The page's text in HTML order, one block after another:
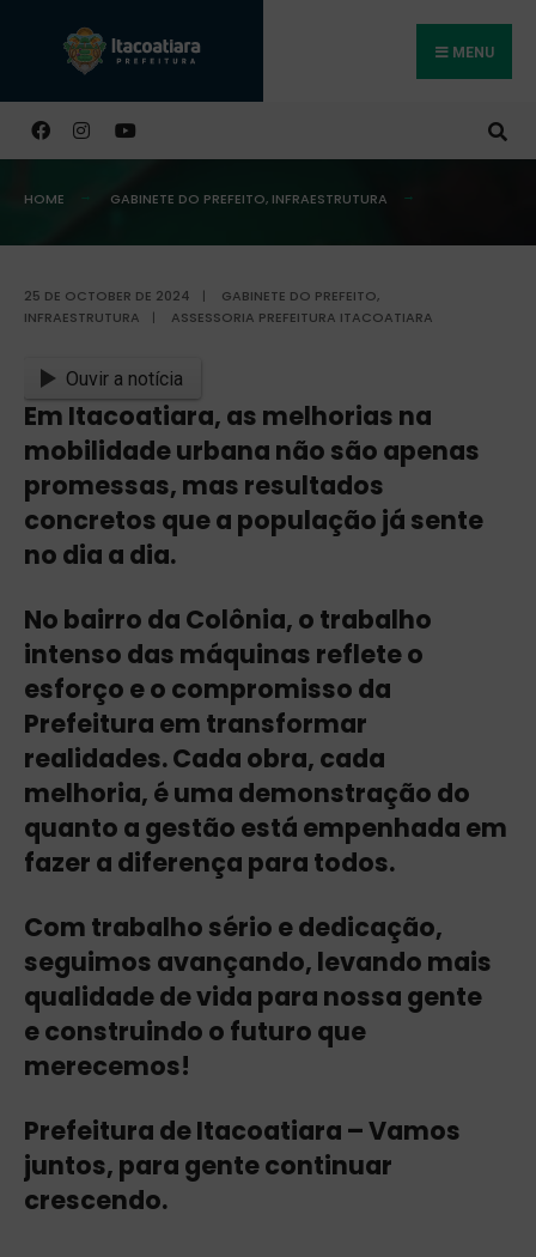
MENU
HOME GABINETE DO PREFEITO, INFRAESTRUTURA
25 DE OCTOBER DE 2024 | GABINETE DO PREFEITO,
INFRAESTRUTURA
| ASSESSORIA PREFEITURA ITACOATIARA
Ouvir a notícia
Em Itacoatiara, as melhorias na
mobilidade urbana não são apenas
promessas, mas resultados
concretos que a população já sente
no dia a dia.
No bairro da Colônia, o trabalho
intenso das máquinas reflete o
esforço e o compromisso da
Prefeitura em transformar
realidades. Cada obra, cada
melhoria, é uma demonstração do
quanto a gestão está empenhada em
fazer a diferença para todos.
Com trabalho sério e dedicação,
seguimos avançando, levando mais
qualidade de vida para nossa gente
e construindo o futuro que
merecemos!
Prefeitura de Itacoatiara – Vamos
juntos, para gente continuar
crescendo.
Buscar